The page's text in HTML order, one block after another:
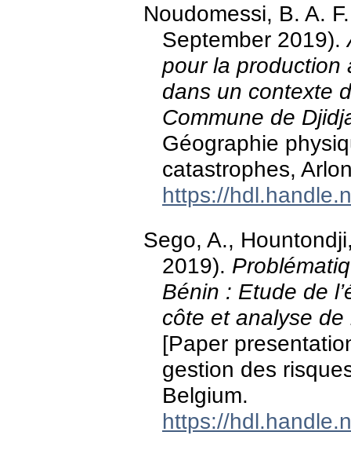
Noudomessi, B. A.
September 2019).
pour la production
dans un contexte
Commune de
Géographie
catastrophes,
https://
Sego, A.,
2019).
Bénin : Etude de
côte et analyse
[Paper
gestion des
Belgium.
https://